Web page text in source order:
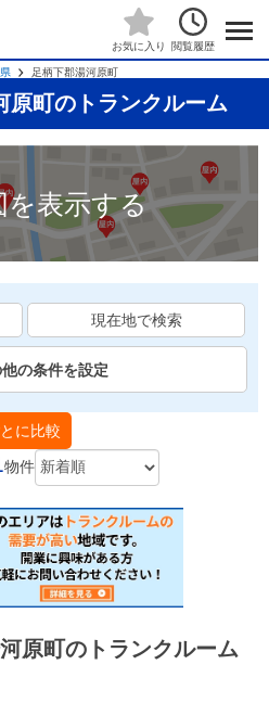
お気に入り 閲覧履歴
足柄下郡湯河原町
原町のトランクルーム
を表示する
現在地で検索
の条件を設定
に比較
物件
原町のトランクルーム